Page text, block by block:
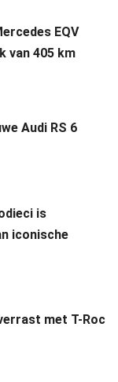
EQV
van 405 km
Audi RS 6
is
iconische
met T-Roc